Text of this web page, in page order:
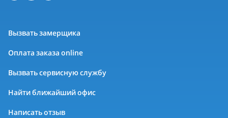
Вызвать замерщика
Оплата заказа online
Вызвать сервисную службу
Найти ближайший офис
Написать отзыв